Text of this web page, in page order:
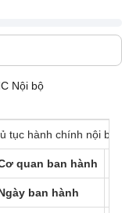
Nội bộ
tục hành chính nội bộ
quan ban hành
ban hành